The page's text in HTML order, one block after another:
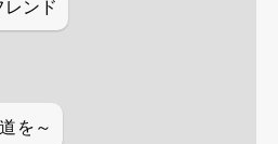
ンド
を～